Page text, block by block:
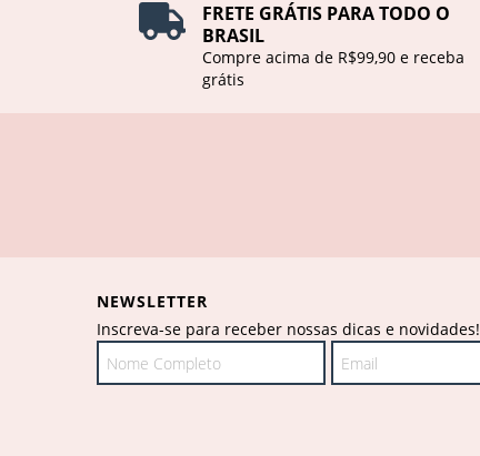
FRETE GRÁTIS PARA TODO O
BRASIL
Compre acima de R$99,90 e receba
grátis
NEWSLETTER
Inscreva-se para receber nossas dicas e novidades!